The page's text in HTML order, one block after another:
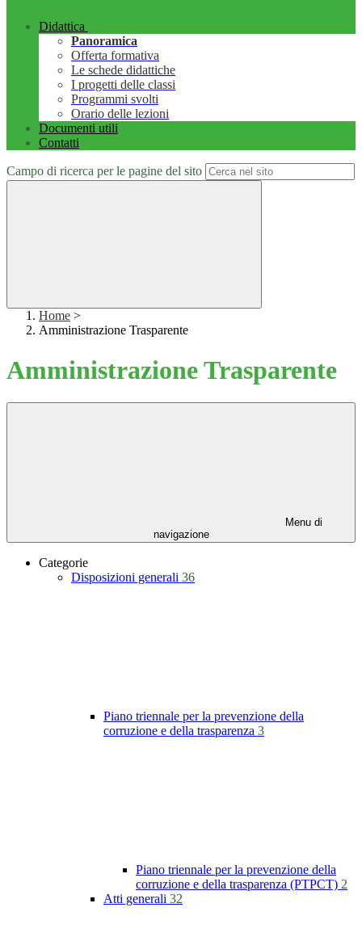
Didattica
Panoramica
Offerta formativa
Le schede didattiche
I progetti delle classi
Programmi svolti
Orario delle lezioni
Documenti utili
Contatti
Campo di ricerca per le pagine del sito
Home >
Amministrazione Trasparente
Amministrazione Trasparente
Menu di
navigazione
Categorie
Disposizioni generali 36
Piano triennale per la prevenzione della
corruzione e della trasparenza 3
Piano triennale per la prevenzione della
corruzione e della trasparenza (PTPCT) 2
Atti generali 32